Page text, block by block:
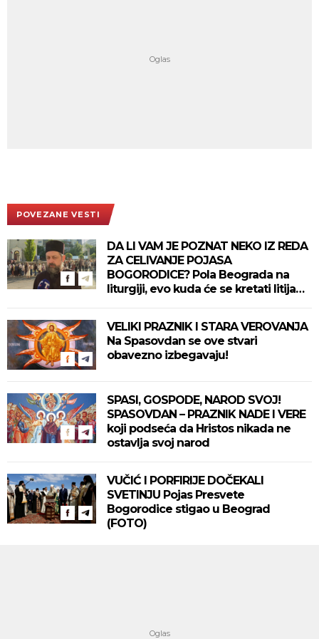
POVEZANE VESTI
DA LI VAM JE POZNAT NEKO IZ REDA
ZA CELIVANJE POJASA
BOGORODICE? Pola Beograda na
liturgiji, evo kuda će se kretati litija
VELIKI PRAZNIK I STARA VEROVANJA
Na Spasovdan se ove stvari
obavezno izbegavaju!
SPASI, GOSPODE, NAROD SVOJ!
SPASOVDAN – PRAZNIK NADE I VERE
koji podseća da Hristos nikada ne
ostavlja svoj narod
VUČIĆ I PORFIRIJE DOČEKALI
SVETINJU Pojas Presvete
Bogorodice stigao u Beograd
(FOTO)